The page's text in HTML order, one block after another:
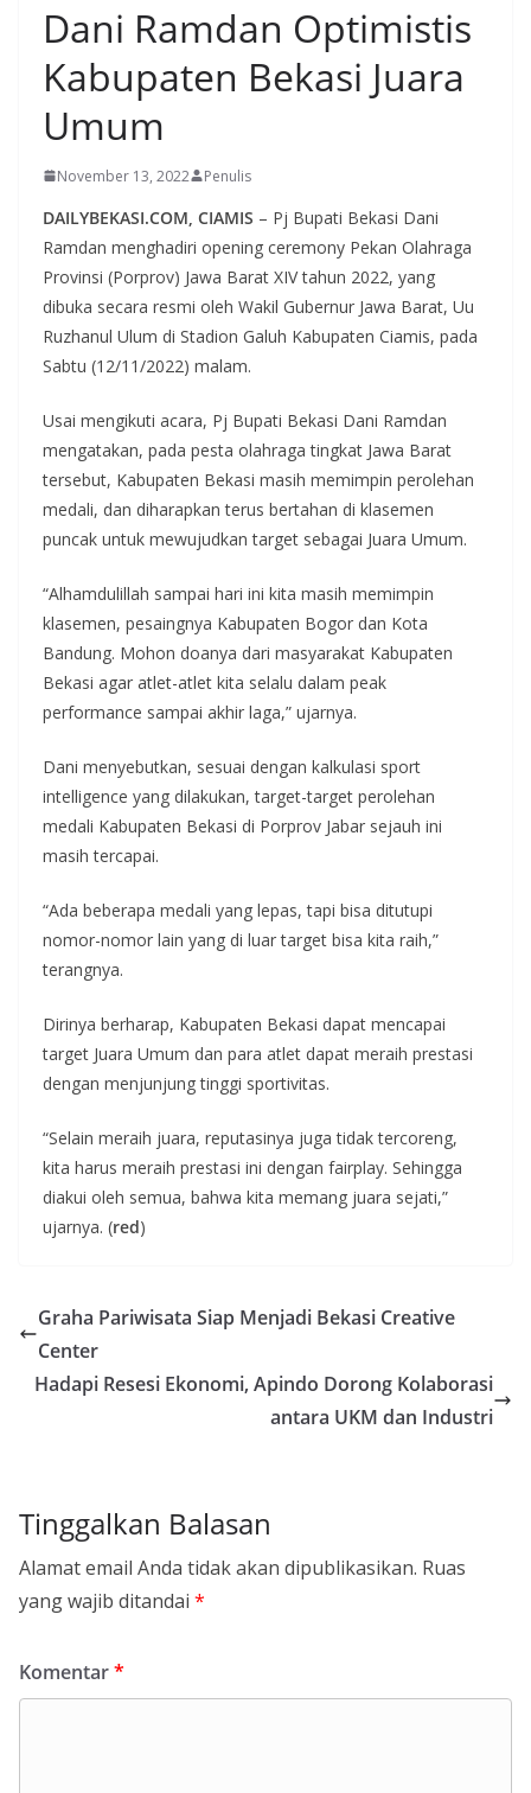
Dani Ramdan Optimistis
Kabupaten Bekasi Juara
Umum
November 13, 2022 Penulis
DAILYBEKASI.COM, CIAMIS – Pj Bupati Bekasi Dani
Ramdan menghadiri opening ceremony Pekan Olahraga
Provinsi (Porprov) Jawa Barat XIV tahun 2022, yang
dibuka secara resmi oleh Wakil Gubernur Jawa Barat, Uu
Ruzhanul Ulum di Stadion Galuh Kabupaten Ciamis, pada
Sabtu (12/11/2022) malam.
Usai mengikuti acara, Pj Bupati Bekasi Dani Ramdan
mengatakan, pada pesta olahraga tingkat Jawa Barat
tersebut, Kabupaten Bekasi masih memimpin perolehan
medali, dan diharapkan terus bertahan di klasemen
puncak untuk mewujudkan target sebagai Juara Umum.
“Alhamdulillah sampai hari ini kita masih memimpin
klasemen, pesaingnya Kabupaten Bogor dan Kota
Bandung. Mohon doanya dari masyarakat Kabupaten
Bekasi agar atlet-atlet kita selalu dalam peak
performance sampai akhir laga,” ujarnya.
Dani menyebutkan, sesuai dengan kalkulasi sport
intelligence yang dilakukan, target-target perolehan
medali Kabupaten Bekasi di Porprov Jabar sejauh ini
masih tercapai.
“Ada beberapa medali yang lepas, tapi bisa ditutupi
nomor-nomor lain yang di luar target bisa kita raih,”
terangnya.
Dirinya berharap, Kabupaten Bekasi dapat mencapai
target Juara Umum dan para atlet dapat meraih prestasi
dengan menjunjung tinggi sportivitas.
“Selain meraih juara, reputasinya juga tidak tercoreng,
kita harus meraih prestasi ini dengan fairplay. Sehingga
diakui oleh semua, bahwa kita memang juara sejati,”
ujarnya. (red)
Graha Pariwisata Siap Menjadi Bekasi Creative
Center
Hadapi Resesi Ekonomi, Apindo Dorong Kolaborasi
antara UKM dan Industri
Tinggalkan Balasan
Alamat email Anda tidak akan dipublikasikan. Ruas
yang wajib ditandai *
Komentar*